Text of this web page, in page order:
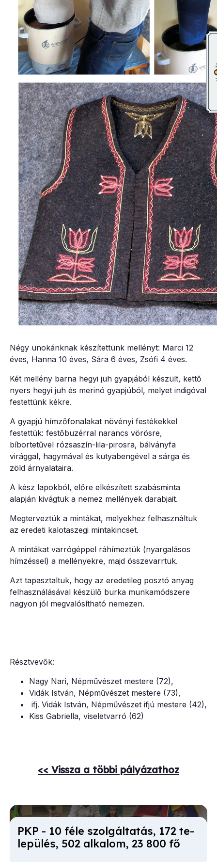
Négy unokánknak készítettünk mellényt: Marci 12
éves, Hanna 10 éves, Sára 6 éves, Zsófi 4 éves.
Két mellény barna hegyi juh gyapjából készült, kettő
nyers hegyi juh és merinó gyapjúból, melyet indigóval
festettünk kékre.
A gyapjú hímzőfonalakat növényi festékekkel
festettük: festőbuzérral narancs vörösre,
bíbortetűvel rózsaszín-lila-pirosra, bálványfa
virággal, hagymával és kutyabengével a sárga és
zöld árnyalataira.
A kész lapokból, előre elkészített szabásminta
alapján kivágtuk a nemez mellények darabjait.
Megterveztük a mintákat, melyekhez felhasználtuk
az eredeti kalotaszegi mintakincset.
A mintákat varrógéppel ráhímeztük (nyargalásos
hímzéssel) a mellényekre, majd összevarrtuk.
Azt tapasztaltuk, hogy az eredetileg posztó anyag
felhasználásával készülő burka munkamódszere
nagyon jól megvalósítható nemezen.
Résztvevők:
Nagy Nari, Népművészet mestere (72),
Vidák István, Népművészet mestere (73),
ifj. Vidák István, Népművészet ifjú mestere (42),
Kiss Gabriella, viseletvarró (62)
<< Vissza a többi pályázathoz
PKP - 10 fé­le szol­gál­ta­tás, 172 te­
le­pü­lés, 502 al­ka­lom, 23 800 fő